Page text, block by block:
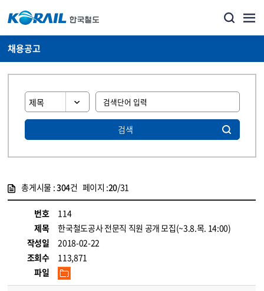
채용공고
검색
총게시물 :304건 페이지 :20/31
번호
114
제목
한국철도공사 전문직 직원 공개 모집(~3.8.목. 14:00)
작성일
2018-02-22
조회수
113,871
파일